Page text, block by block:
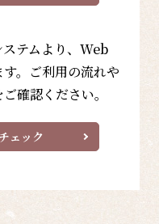
テムより、Web
。ご利用の流れや
確認ください。
ェック